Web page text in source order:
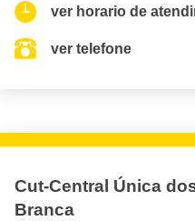
ver horario de
ver telefone
Cut-Central Única
Branca